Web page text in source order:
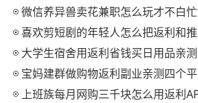
微信养异兽卖花兼职怎么玩才不白
喜欢剪短剧的年轻人怎么把返利和
大学生宿舍用返利省钱买日用品亲
宝妈建群做购物返利副业亲测四个
上班族每月网购三千块怎么用返利